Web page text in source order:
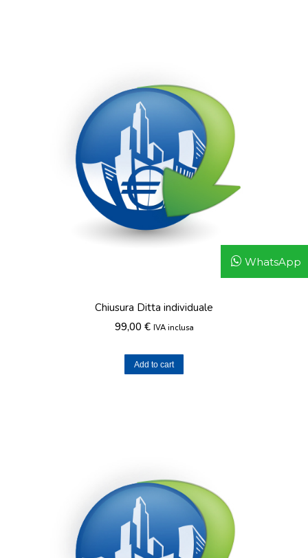
Chiusura Ditta individuale
99,00 € IVA inclusa
Add to cart
WhatsApp